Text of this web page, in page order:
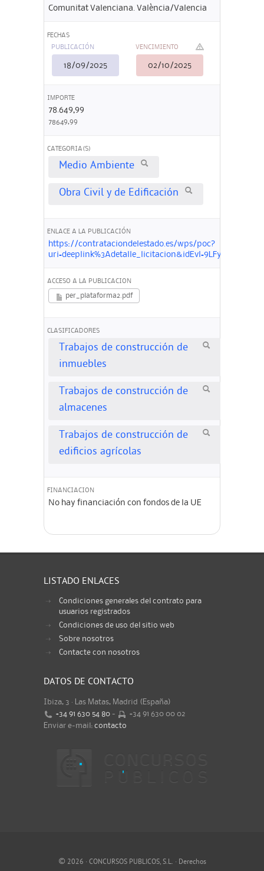
Comunitat Valenciana. València/Valencia
FECHAS
PUBLICACIÓN
18/09/2025
VENCIMIENTO
02/10/2025
IMPORTE
78.649,99
78649,99
CATEGORIA(S)
Medio Ambiente
Obra Civil y de Edificación
ENLACE A LA PUBLICACIÓN
https://contrataciondelestado.es/wps/poc?
ACCESO A LA PUBLICACION
per_plataforma2.pdf
CLASIFICADORES
Trabajos de construcción de
inmuebles
Trabajos de construcción de
almacenes
Trabajos de construcción de
edificios agrícolas
FINANCIACION
No hay financiación con fondos de la UE
LISTADO ENLACES
Condiciones generales del contrato para
usuarios registrados
Condiciones de uso del sitio web
Sobre nosotros
Contacte con nosotros
DATOS DE CONTACTO
Ibiza, 3 · Las Matas, Madrid (España)
+34 91 630 54 80 -
+34 91 630 00 02
Enviar e-mail: contacto
© 2026 · CONCURSOS PUBLICOS, S.L. · Derechos